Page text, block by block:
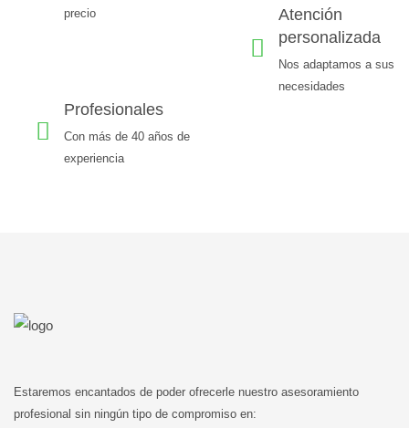
precio
Atención
personalizada
Nos adaptamos a sus
necesidades
Profesionales
Con más de 40 años de
experiencia
Estaremos encantados de poder ofrecerle nuestro asesoramiento
profesional sin ningún tipo de compromiso en: